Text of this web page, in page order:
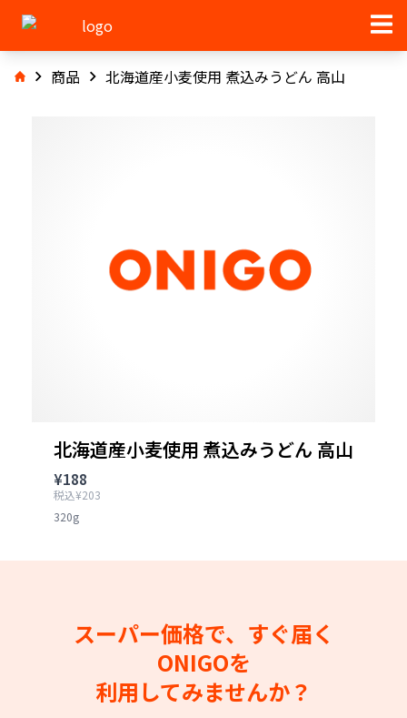
商品 北海道産小麦使用 煮込みうどん 高山
北海道産小麦使用 煮込みうどん 高山
¥188
税込¥203
320g
スーパー価格で、すぐ届く
ONIGOを
利用してみませんか？